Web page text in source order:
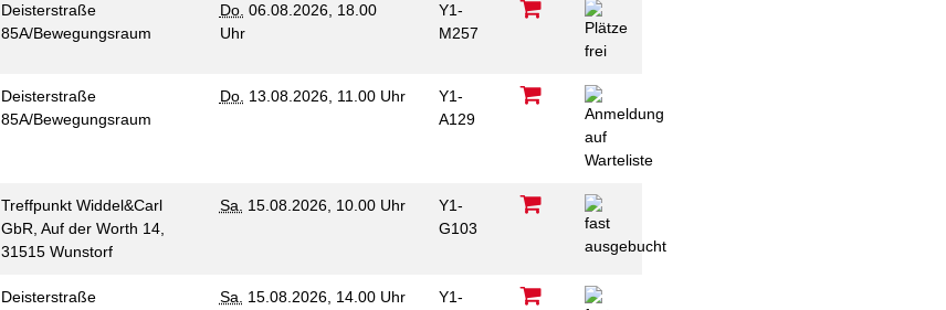
Deisterstraße
85A/Bewegungsraum
Do. 06.08.2026, 18.00
Uhr
Y1-
M257
Deisterstraße
85A/Bewegungsraum
Do. 13.08.2026, 11.00 Uhr
Y1-
A129
Treffpunkt Widdel&Carl
GbR, Auf der Worth 14,
31515 Wunstorf
Sa. 15.08.2026, 10.00 Uhr
Y1-
G103
Deisterstraße
Sa. 15.08.2026, 14.00 Uhr
Y1-